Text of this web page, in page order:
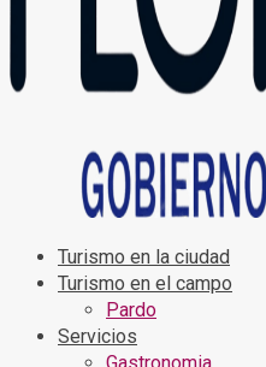
Turismo en la ciudad
Turismo en el campo
Pardo
Servicios